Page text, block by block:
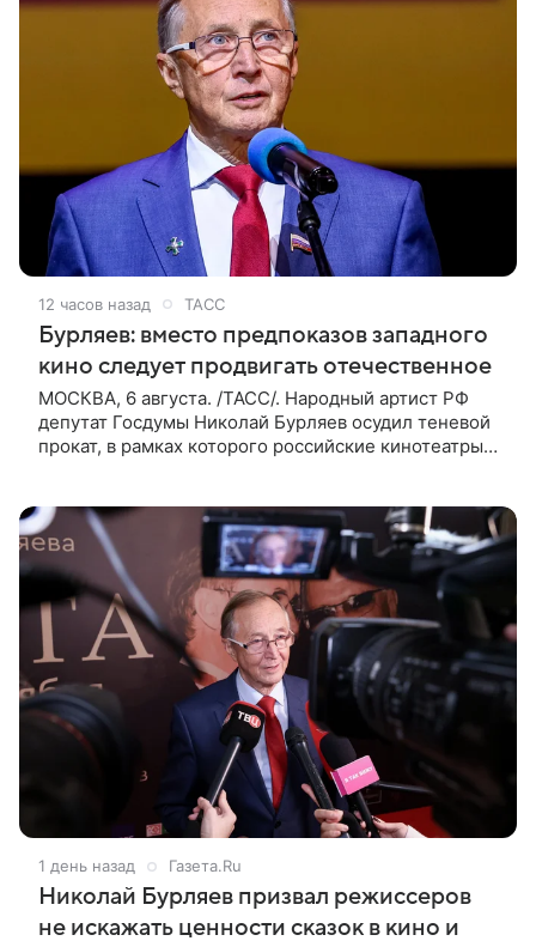
12 часов назад ТАСС
Бурляев: вместо предпоказов западного
кино следует продвигать отечественное
МОСКВА, 6 августа. /ТАСС/. Народный артист РФ
депутат Госдумы Николай Бурляев осудил теневой
прокат, в рамках которого российские кинотеатры
1 день назад Газета.Ru
Николай Бурляев призвал режиссеров
не искажать ценности сказок в кино и